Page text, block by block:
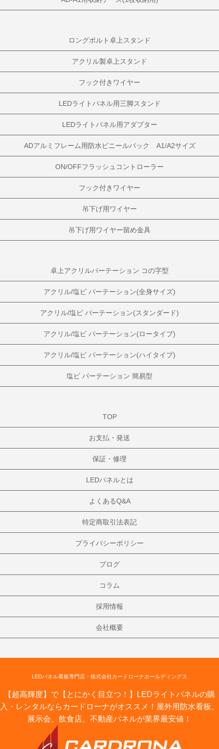
ロングボルト卓上スタンド
アクリル製卓上スタンド
フック付きワイヤー
LEDライトパネル用三脚スタンド
LEDライトパネル用アダプター
ADアルミフレーム用防水ビニールパック A1/A2サイズ
ON/OFFフラッシュコントローラー
フック付きワイヤー
吊下げ用ワイヤー
吊下げ用ワイヤー留め金具
卓上アクリルパーテーション コの字型
アクリル/塩ビ パーテーション(全身サイズ)
アクリル/塩ビ パーテーション(スタンダード)
アクリル/塩ビ パーテーション(ロータイプ)
アクリル/塩ビ パーテーション(ハイタイプ)
塩ビ パーテーション 簡易型
TOP
お支払・発送
保証・修理
LEDパネルとは
よくあるQ&A
特定商取引法表記
プライバシーポリシー
ブログ
コラム
採用情報
会社概要
LEDパネル看板専門店・株式会社カードローナホールディングス
【超高輝度】で【とにかく目立つ！】LEDライトパネルの購
入・レンタルならカードローナがオススメ！屋外用防水看板、
展示会、飲食店、不動産パネルが業界最安値！